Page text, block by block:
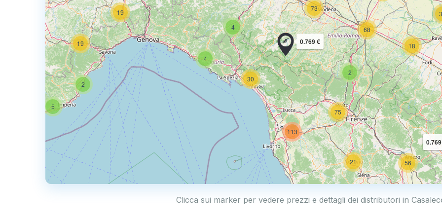
2
5
4
19
19
4
2
73
68
30
113
18
21
75
56
0.769 €
Clicca sui marker per vedere prezzi e dettagli dei distributori in